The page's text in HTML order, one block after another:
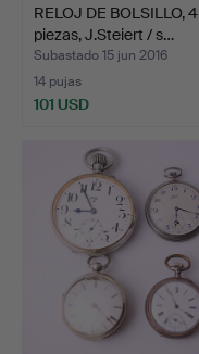
RELOJ DE BOLSILLO, 4
piezas, J.Steiert / s…
Subastado 15 jun 2016
14 pujas
101 USD